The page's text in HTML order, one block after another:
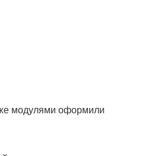
модулями оформили